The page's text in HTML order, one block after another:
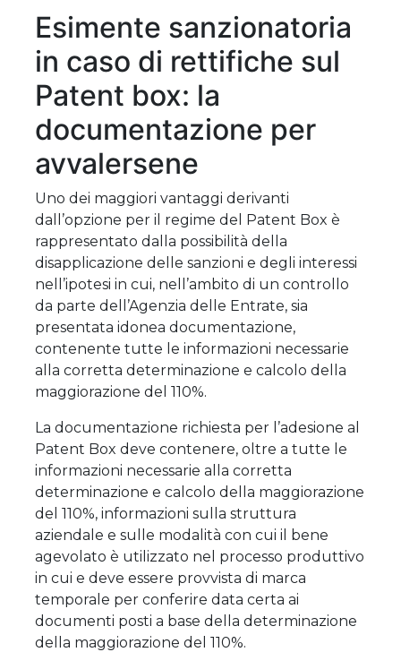
Esimente sanzionatoria
in caso di rettifiche sul
Patent box: la
documentazione per
avvalersene
Uno dei maggiori vantaggi derivanti
dall’opzione per il regime del Patent Box è
rappresentato dalla possibilità della
disapplicazione delle sanzioni e degli interessi
nell’ipotesi in cui, nell’ambito di un controllo
da parte dell’Agenzia delle Entrate, sia
presentata idonea documentazione,
contenente tutte le informazioni necessarie
alla corretta determinazione e calcolo della
maggiorazione del 110%.
La documentazione richiesta per l’adesione al
Patent Box deve contenere, oltre a tutte le
informazioni necessarie alla corretta
determinazione e calcolo della maggiorazione
del 110%, informazioni sulla struttura
aziendale e sulle modalità con cui il bene
agevolato è utilizzato nel processo produttivo
in cui e deve essere provvista di marca
temporale per conferire data certa ai
documenti posti a base della determinazione
della maggiorazione del 110%.